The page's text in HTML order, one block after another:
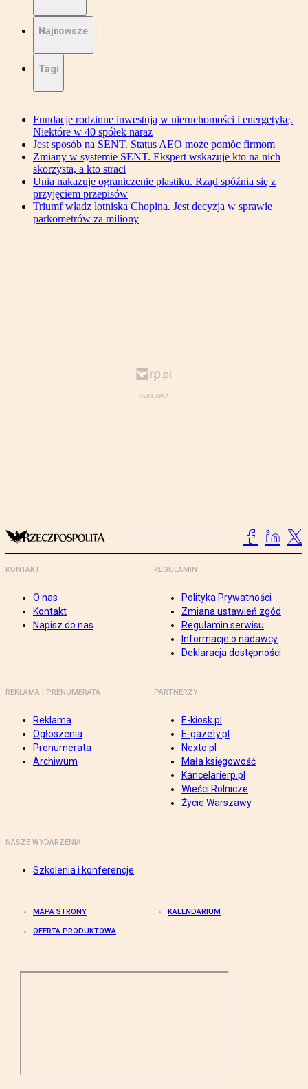
Najnowsze
Tagi
Fundacje rodzinne inwestują w nieruchomości i energetykę.
Niektóre w 40 spółek naraz
Jest sposób na SENT. Status AEO może pomóc firmom
Zmiany w systemie SENT. Ekspert wskazuje kto na nich
skorzysta, a kto straci
Unia nakazuje ograniczenie plastiku. Rząd spóźnia się z
przyjęciem przepisów
Triumf władz lotniska Chopina. Jest decyzja w sprawie
parkometrów za miliony
KONTAKT
O nas
Kontakt
Napisz do nas
REGULAMIN
Polityka Prywatności
Zmiana ustawień zgód
Regulamin serwisu
Informacje o nadawcy
Deklaracja dostępności
REKLAMA I PRENUMERATA
Reklama
Ogłoszenia
Prenumerata
Archiwum
PARTNERZY
E-kiosk.pl
E-gazety.pl
Nexto.pl
Mała księgowość
Kancelarierp.pl
Wieści Rolnicze
Życie Warszawy
NASZE WYDARZENIA
Szkolenia i konferencje
MAPA STRONY KALENDARIUM
OFERTA PRODUKTOWA